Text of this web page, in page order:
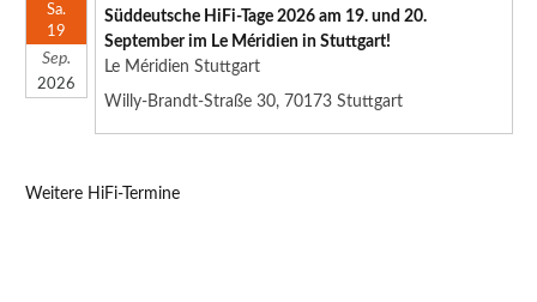
Sa.
19
Sep.
2026
Süddeutsche HiFi-Tage 2026 am 19. und 20.
September im Le Méridien in Stuttgart!
Le Méridien Stuttgart
Willy-Brandt-Straße 30, 70173 Stuttgart
Weitere HiFi-Termine